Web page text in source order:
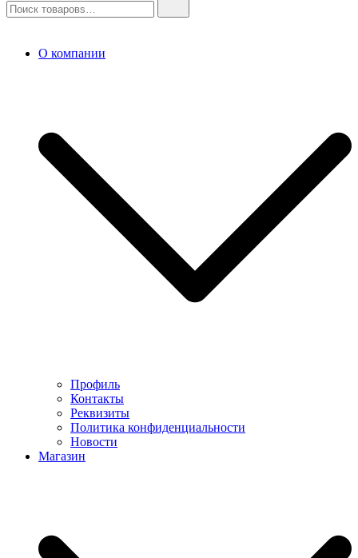
О компании
Профиль
Контакты
Реквизиты
Политика конфиденциальности
Новости
Магазин